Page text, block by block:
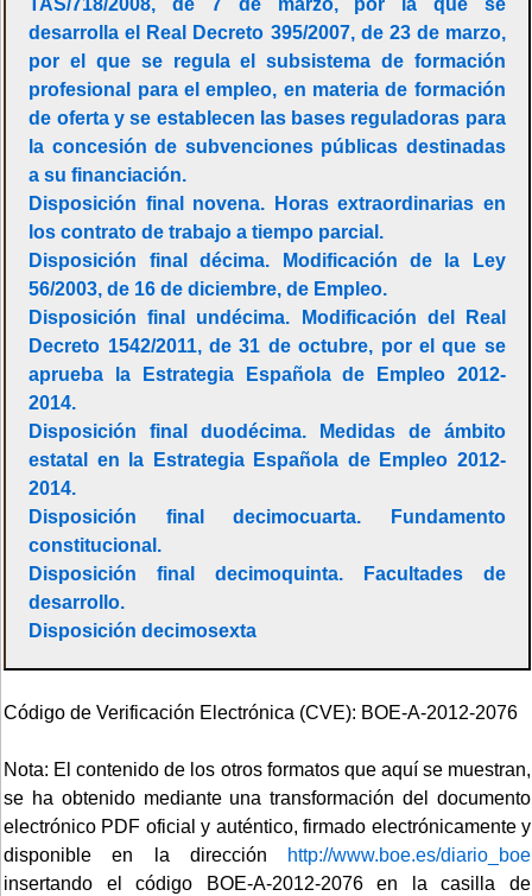
TAS/718/2008, de 7 de marzo, por la que se
desarrolla el Real Decreto 395/2007, de 23 de marzo,
por el que se regula el subsistema de formación
profesional para el empleo, en materia de formación
de oferta y se establecen las bases reguladoras para
la concesión de subvenciones públicas destinadas
a su financiación.
Disposición final novena. Horas extraordinarias en
los contrato de trabajo a tiempo parcial.
Disposición final décima. Modificación de la Ley
56/2003, de 16 de diciembre, de Empleo.
Disposición final undécima. Modificación del Real
Decreto 1542/2011, de 31 de octubre, por el que se
aprueba la Estrategia Española de Empleo 2012-
2014.
Disposición final duodécima. Medidas de ámbito
estatal en la Estrategia Española de Empleo 2012-
2014.
Disposición final decimocuarta. Fundamento
constitucional.
Disposición final decimoquinta. Facultades de
desarrollo.
Disposición decimosexta
Código de Verificación Electrónica (CVE): BOE-A-2012-2076
Nota: El contenido de los otros formatos que aquí se muestran,
se ha obtenido mediante una transformación del documento
electrónico PDF oficial y auténtico, firmado electrónicamente y
disponible en la dirección
http://www.boe.es/diario_boe
insertando el código BOE-A-2012-2076 en la casilla de